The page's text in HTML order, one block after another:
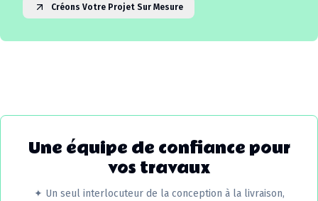
Créons Votre Projet Sur Mesure
Une équipe de confiance pour
vos travaux
✦ Un seul interlocuteur de la conception à la livraison,